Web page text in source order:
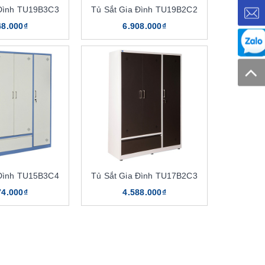
dây chuyền công nghệ tiên tiến, đặt chuẩn chất
quần…. Sản phẩm được người tiêu dùng tin tưởng,
TU19B3C3
Tủ Sắt Gia Đình TU19B2C2
6.908.000₫
TU15B3C4
Tủ Sắt Gia Đình TU17B2C3
4.588.000₫